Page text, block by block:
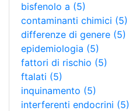
bisfenolo a (5)
contaminanti chimici (5)
differenze di genere (5)
epidemiologia (5)
fattori di rischio (5)
ftalati (5)
inquinamento (5)
interferenti endocrini (5)